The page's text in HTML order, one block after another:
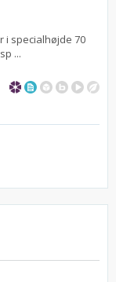
i specialhøjde 70
...